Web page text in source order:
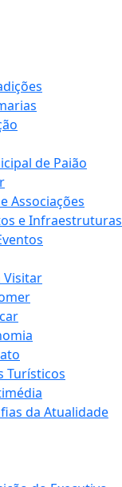
de Paião
Associações
e Infraestruturas
Visitar
Turísticos
da Atualidade